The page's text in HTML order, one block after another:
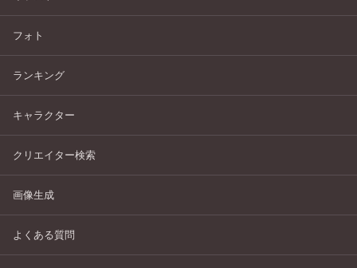
フォト
ランキング
キャラクター
クリエイター検索
画像生成
よくある質問